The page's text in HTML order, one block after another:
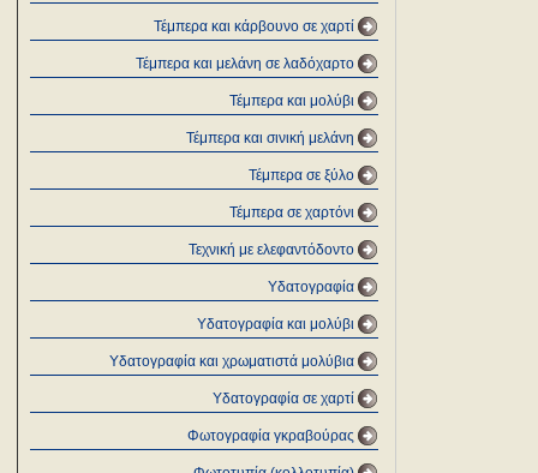
Τέμπερα και κάρβουνο σε χαρτί
Τέμπερα και μελάνη σε λαδόχαρτο
Τέμπερα και μολύβι
Τέμπερα και σινική μελάνη
Τέμπερα σε ξύλο
Τέμπερα σε χαρτόνι
Τεχνική με ελεφαντόδοντο
Υδατογραφία
Υδατογραφία και μολύβι
Υδατογραφία και χρωματιστά μολύβια
Υδατογραφία σε χαρτί
Φωτογραφία γκραβούρας